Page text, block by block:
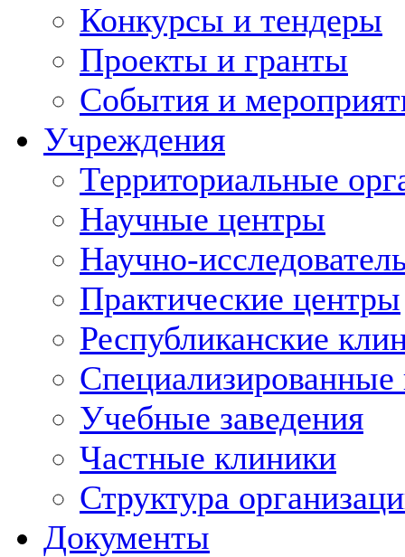
Конкурсы и тендеры
Проекты и гранты
События и
Учреждения
Территориальные
Научные центры
Научно-
Практические центры
Республиканские
Учебные заведения
Частные клиники
Структура
Документы